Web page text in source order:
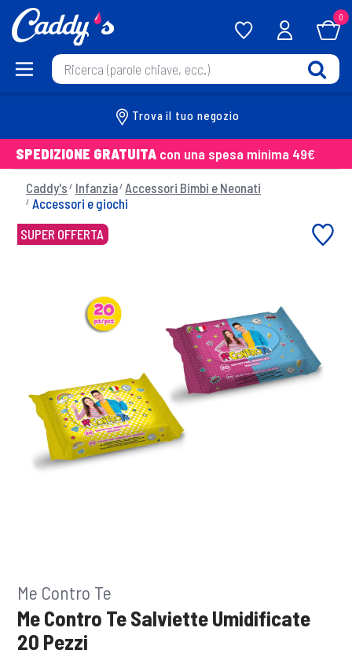
0
Trova il tuo negozio
SPEDIZIONE GRATUITA con una spesa minima 49€
Caddy's Infanzia Accessori Bimbi e Neonati
Accessori e giochi
SUPER OFFERTA
Me Contro Te
Me Contro Te Salviette Umidificate
20 Pezzi